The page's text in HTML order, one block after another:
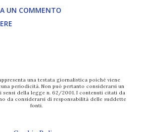
UN COMMENTO
una testata giornalistica poiché viene
periodicità. Non può pertanto considerarsi un
della legge n. 62/2001. I contenuti citati da
da considerarsi di responsabilità delle suddette
fonti.